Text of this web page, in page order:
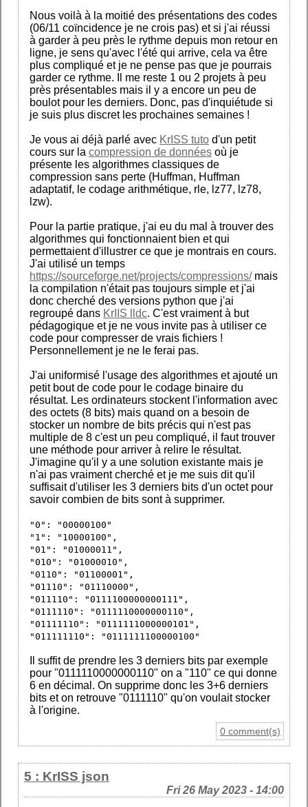
Nous voilà à la moitié des présentations des codes
(06/11 coïncidence je ne crois pas) et si j'ai réussi
à garder à peu près le rythme depuis mon retour en
ligne, je sens qu'avec l'été qui arrive, cela va être
plus compliqué et je ne pense pas que je pourrais
garder ce rythme. Il me reste 1 ou 2 projets à peu
près présentables mais il y a encore un peu de
boulot pour les derniers. Donc, pas d'inquiétude si
je suis plus discret les prochaines semaines !
Je vous ai déjà parlé avec KrISS tuto d'un petit
cours sur la compression de données où je
présente les algorithmes classiques de
compression sans perte (Huffman, Huffman
adaptatif, le codage arithmétique, rle, lz77, lz78,
lzw).
Pour la partie pratique, j'ai eu du mal à trouver des
algorithmes qui fonctionnaient bien et qui
permettaient d'illustrer ce que je montrais en cours.
J'ai utilisé un temps
https://sourceforge.net/projects/compressions/mais
la compilation n'était pas toujours simple et j'ai
donc cherché des versions python que j'ai
regroupé dans KrIIS lldc. C'est vraiment à but
pédagogique et je ne vous invite pas à utiliser ce
code pour compresser de vrais fichiers !
Personnellement je ne le ferai pas.
J'ai uniformisé l'usage des algorithmes et ajouté un
petit bout de code pour le codage binaire du
résultat. Les ordinateurs stockent l'information avec
des octets (8 bits) mais quand on a besoin de
stocker un nombre de bits précis qui n'est pas
multiple de 8 c'est un peu compliqué, il faut trouver
une méthode pour arriver à relire le résultat.
J'imagine qu'il y a une solution existante mais je
n'ai pas vraiment cherché et je me suis dit qu'il
suffisait d'utiliser les 3 derniers bits d'un octet pour
savoir combien de bits sont à supprimer.
"0": "00000100"
"1": "10000100",
"01": "01000011",
"010": "01000010",
"0110": "01100001",
"01110": "01110000",
"011110": "0111100000000111",
"0111110": "0111110000000110",
"01111110": "0111111000000101",
"011111110": "0111111100000100"
Il suffit de prendre les 3 derniers bits par exemple
pour "0111110000000110" on a "110" ce qui donne
6 en décimal. On supprime donc les 3+6 derniers
bits et on retrouve "0111110" qu'on voulait stocker
à l'origine.
0 comment(s)
5 : KrISS json
Fri 26 May 2023 - 14:00